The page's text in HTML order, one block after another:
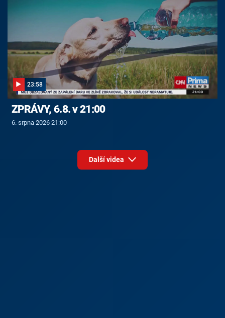
23:58
ZPRÁVY, 6.8. v 21:00
6. srpna 2026 21:00
Další videa